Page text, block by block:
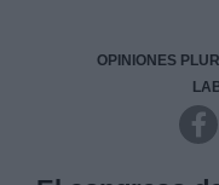
OPINIONES